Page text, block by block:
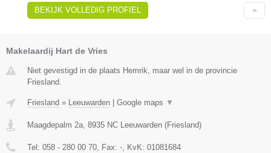
BEKIJK VOLLEDIG PROFIEL
Makelaardij Hart de Vries
Niet gevestigd in de plaats Hemrik, maar wel in de provincie
Friesland.
Friesland » Leeuwarden | Google maps ▼
Maagdepalm 2a 8935 NC Leeuwarden (Friesland)
Tel: 058 - 280 00 70 , Fax: - , KvK: 01081684